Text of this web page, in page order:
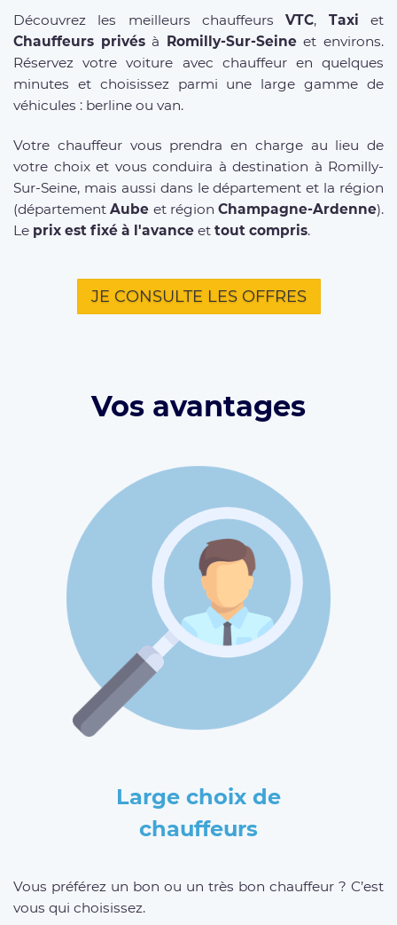
Découvrez les meilleurs chauffeursVTC, Taxi et
Chauffeurs privésà Romilly-Sur-Seineet environs.
Réservez votre voiture avec chauffeur en quelques
minutes et choisissez parmi une large gamme de
véhicules : berline ou van.
Votre chauffeur vous prendra en charge au lieu de
votre choix et vous conduira à destination à Romilly-
Sur-Seine, mais aussi dans le département et la région
(départementAube et région Champagne-Ardenne).
Le prix est fixé à l'avance et tout compris.
JE CONSULTE LES OFFRES
Vos avantages
Large choix de
chauffeurs
Vous préférez un bon ou un très bon chauffeur ? C’est
vous qui choisissez.